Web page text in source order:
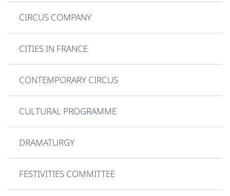
CIRCUS COMPANY
CITIES IN FRANCE
CONTEMPORARY CIRCUS
CULTURAL PROGRAMME
DRAMATURGY
FESTIVITIES COMMITTEE